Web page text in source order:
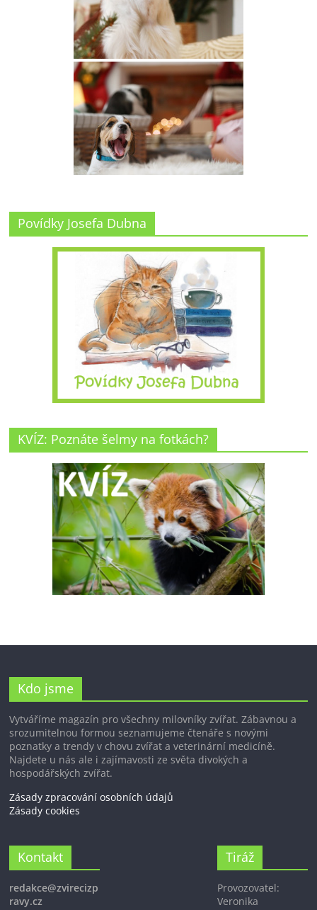
Povídky Josefa Dubna
KVÍZ: Poznáte šelmy na fotkách?
Kdo jsme
Vytváříme magazín pro všechny milovníky zvířat. Zábavnou a
srozumitelnou formou seznamujeme čtenáře s novými
poznatky a trendy v chovu zvířat a veterinární medicíně.
Najdete u nás ale i zajímavosti ze světa divokých a
hospodářských zvířat.
Zásady zpracování osobních údajů
Zásady cookies
Kontakt
redakce@zvirecizp
ravy.cz
Tiráž
Provozovatel:
Veronika